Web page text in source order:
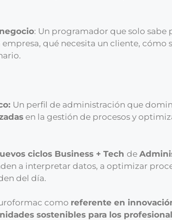
: Un programador que solo
qué necesita un cliente, cómo
Un perfil de administración que
en la gestión de procesos y
ciclos Business + Tech de
a interpretar datos, a optimizar
del día.
como referente en
sostenibles para los